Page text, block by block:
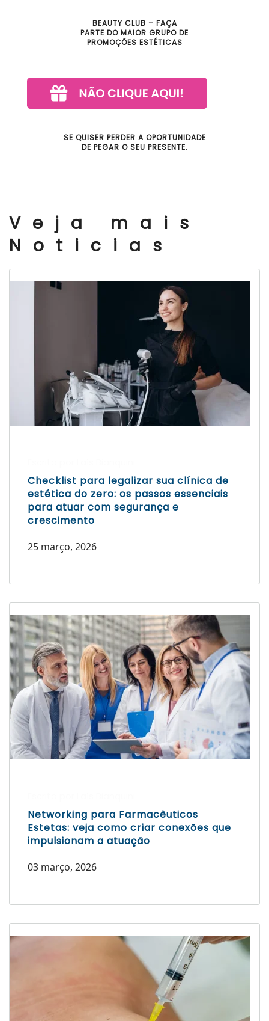
BEAUTY CLUB – FAÇA
PARTE DO MAIOR GRUPO DE
PROMOÇÕES ESTÉTICAS
SE QUISER PERDER A OPORTUNIDADE
DE PEGAR O SEU PRESENTE.
Veja mais
Noticias
Checklist para legalizar sua clínica de
estética do zero: os passos essenciais
para atuar com segurança e
crescimento
25 março, 2026
Networking para Farmacêuticos
Estetas: veja como criar conexões que
impulsionam a atuação
03 março, 2026